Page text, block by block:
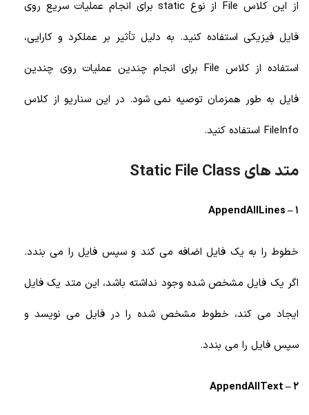
از این کلاس File از نوع static برای انجام عملیات سریع روی
فایل فیزیکی استفاده کنید. به دلیل تأثیر بر عملکرد و کارایی،
استفاده از کلاس File برای انجام چندین عملیات روی چندین
فایل به طور همزمان توصیه نمی شود. در این سناریو از کلاس
FileInfo استفاده کنید.
متد های Static File Class
1 – AppendAllLines
خطوط را به یک فایل اضافه می کند و سپس فایل را می بندد.
اگر یک فایل مشخص شده وجود نداشته باشد، این متد یک فایل
ایجاد می کند، خطوط مشخص شده را در فایل می نویسد و
سپس فایل را می بندد.
2 – AppendAllText